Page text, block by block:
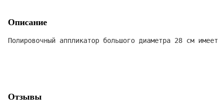
Описание
Полировочный аппликатор большого диаметра 28 см
Отзывы